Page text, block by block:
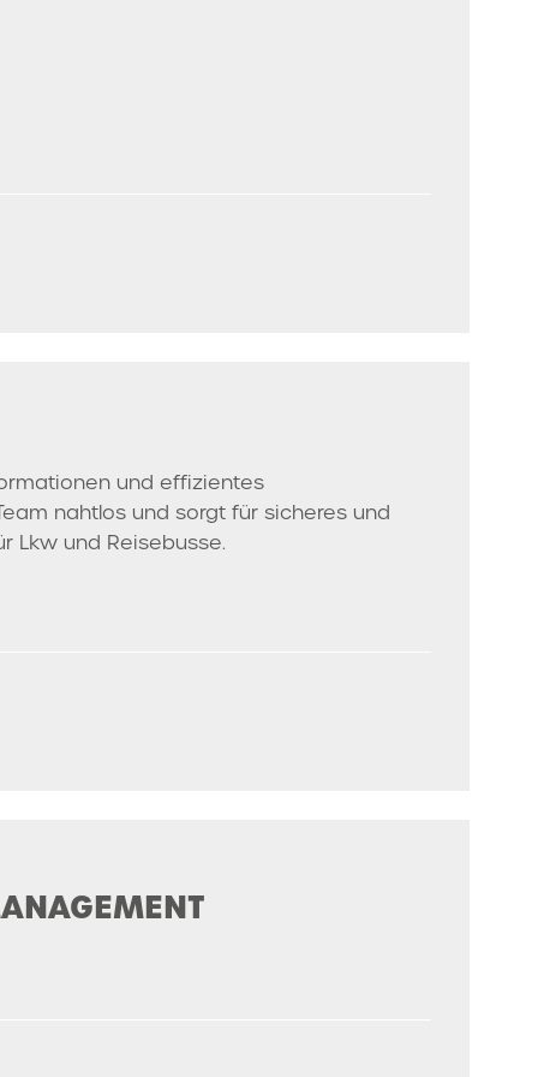
und effizientes
nahtlos und sorgt für sicheres und
Lkw und Reisebusse.